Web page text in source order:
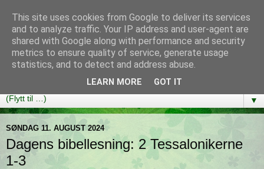
Bibelutfordringen
En bibelleseplan som hjelper deg med å lese gjennom hele
Bibelen på ett år!
▼
SØNDAG 11. AUGUST 2024
Dagens bibellesning: 2 Tessalonikerne
1-3
This site uses cookies from Google to deliver its services
and to analyze traffic. Your IP address and user-agent are
shared with Google along with performance and security
metrics to ensure quality of service, generate usage
statistics, and to detect and address abuse.
LEARN MORE GOT IT